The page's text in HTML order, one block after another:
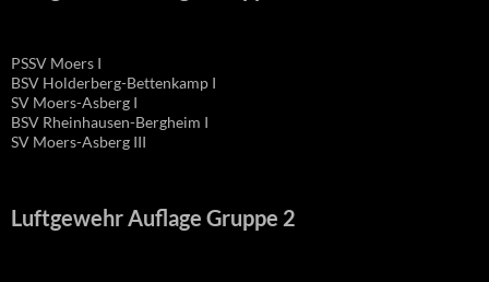
PSSV Moers I
BSV Holderberg-Bettenkamp I
SV Moers-Asberg I
BSV Rheinhausen-Bergheim I
SV Moers-Asberg III
Luftgewehr Auflage Gruppe 2